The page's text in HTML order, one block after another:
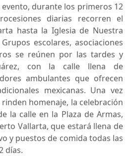
durante los primeros 12
diarias recorren el
hasta la Iglesia de Nuestra
escolares, asociaciones
se reúnen por las tardes y
con la calle llena de
ambulantes que ofrecen
mexicanas. Una vez
homenaje, la celebración
la calle en la Plaza de Armas,
Vallarta, que estará llena de
y puestos de comida todas las
días.